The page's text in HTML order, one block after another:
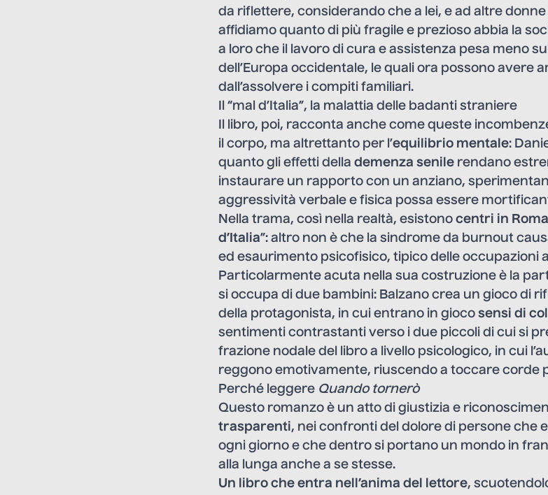
da riflettere, considerando che a lei, e ad altre
affidiamo quanto di più fragile e prezioso abbia la
a loro che il lavoro di cura e assistenza pesa meno
dell’Europa occidentale, le quali ora possono avere
dall’assolvere i compiti familiari.
Il “mal d’Italia”, la malattia delle badanti straniere
Il libro, poi, racconta anche come queste
il corpo, ma altrettanto per l’equilibrio mentale:
quanto gli effetti della demenza senile rendano
instaurare un rapporto con un anziano,
aggressività verbale e fisica possa essere
Nella trama, così nella realtà, esistono centri in
d’Italia”: altro non è che la sindrome da burnout
ed esaurimento psicofisico, tipico delle occupazioni
Particolarmente acuta nella sua costruzione è la
si occupa di due bambini: Balzano crea un gioco di
della protagonista, in cui entrano in gioco sensi di
sentimenti contrastanti verso i due piccoli di cui si
frazione nodale del libro a livello psicologico, in cui
reggono emotivamente, riuscendo a toccare corde
Perché leggere Quando tornerò
Questo romanzo è un atto di giustizia e
trasparenti, nei confronti del dolore di persone che
ogni giorno e che dentro si portano un mondo in
alla lunga anche a se stesse.
Un libro che entra nell’anima del lettore,